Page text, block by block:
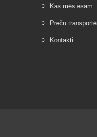
Kas mēs esam
Preču
Kontakti